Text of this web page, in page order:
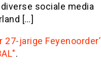
sociale media
[…]
jarige Feyenoorder’
.